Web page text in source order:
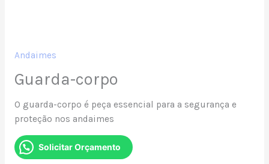
Andaimes
Guarda-corpo
O guarda-corpo é peça essencial para a segurança e
proteção nos andaimes
Solicitar Orçamento